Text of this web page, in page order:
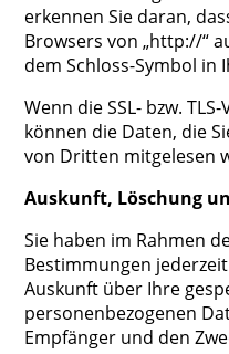
erkennen Sie daran,
Browsers von „http://“
dem Schloss-Symbol in
Wenn die SSL- bzw.
können die Daten, die
von Dritten mitgelesen
Auskunft, Löschung
Sie haben im Rahmen
Bestimmungen
Auskunft über Ihre
personenbezogenen
Empfänger und den